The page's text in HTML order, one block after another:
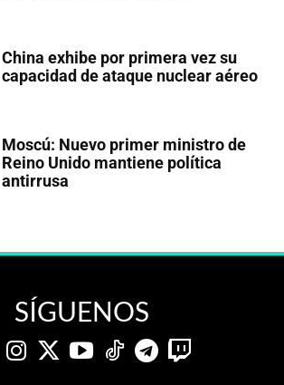
China exhibe por primera vez su
capacidad de ataque nuclear aéreo
Moscú: Nuevo primer ministro de
Reino Unido mantiene política
antirrusa
SÍGUENOS